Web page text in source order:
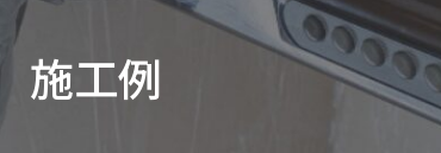
施工例